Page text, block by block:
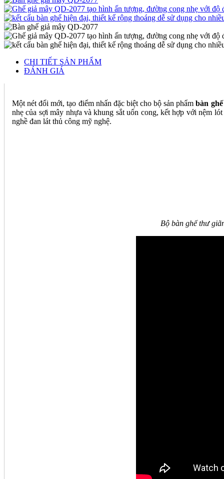
CHI TIẾT SẢN PHẨM
ĐÁNH GIÁ
Một nét đổi mới, tạo điểm nhấn đặc biệt cho bộ sản phẩmbàn
nhẹ của sợi mây nhựa và khung sắt uốn cong, kết hợp với nệm
nghề đan lát thủ công mỹ nghệ.
Bộ bàn ghế thư